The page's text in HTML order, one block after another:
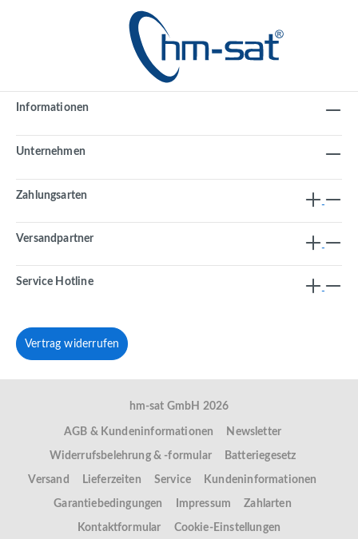
Informationen
Unternehmen
Zahlungsarten
Versandpartner
Service Hotline
Vertrag widerrufen
hm-sat GmbH 2026
AGB & Kundeninformationen Newsletter
Widerrufsbelehrung & -formular Batteriegesetz
Versand Lieferzeiten Service Kundeninformationen
Garantiebedingungen Impressum Zahlarten
Kontaktformular Cookie-Einstellungen